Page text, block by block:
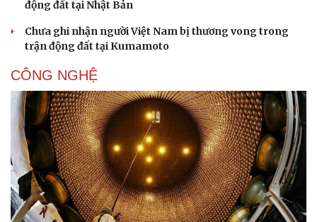
động đất tại Nhật Bản
Chưa ghi nhận người Việt Nam bị thương vong trong
trận động đất tại Kumamoto
CÔNG NGHỆ